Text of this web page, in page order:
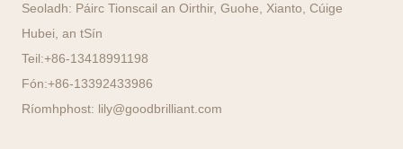
Seoladh: Páirc Tionscail an Oirthir, Guohe, Xianto, Cúige
Hubei, an tSín
Teil:+86-13418991198
Fón:+86-13392433986
Ríomhphost: lily@goodbrilliant.com